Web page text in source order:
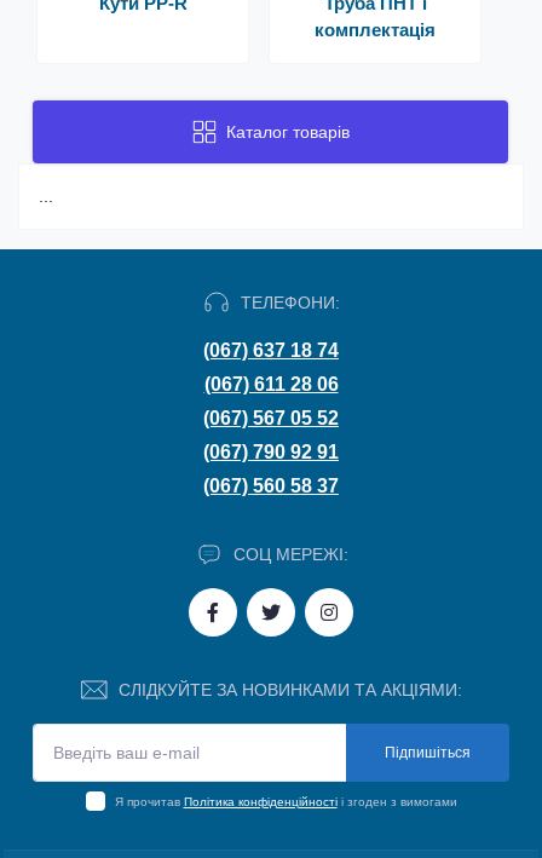
комплектація
Каталог товарів
ТЕЛЕФОНИ:
(067) 637 18 74
(067) 611 28 06
(067) 567 05 52
(067) 790 92 91
(067) 560 58 37
СОЦ МЕРЕЖІ:
СЛІДКУЙТЕ ЗА НОВИНКАМИ ТА АКЦІЯМИ:
Підпишіться
Я прочитав Політика конфіденційностіі згоден з вимогами